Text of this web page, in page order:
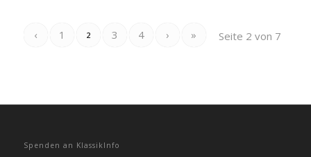
Seite 2 von 7
‹ 1 2 3 4 › »
Spenden an KlassikInfo